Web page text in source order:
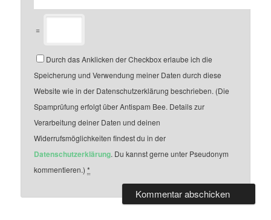
=
Durch das Anklicken der Checkbox erlaube ich die
Speicherung und Verwendung meiner Daten durch diese
Website wie in der Datenschutzerklärung beschrieben. (Die
Spamprüfung erfolgt über Antispam Bee. Details zur
Verarbeitung deiner Daten und deinen
Widerrufsmöglichkeiten findest du in der
Datenschutzerklärung. Du kannst gerne unter Pseudonym
kommentieren.)*